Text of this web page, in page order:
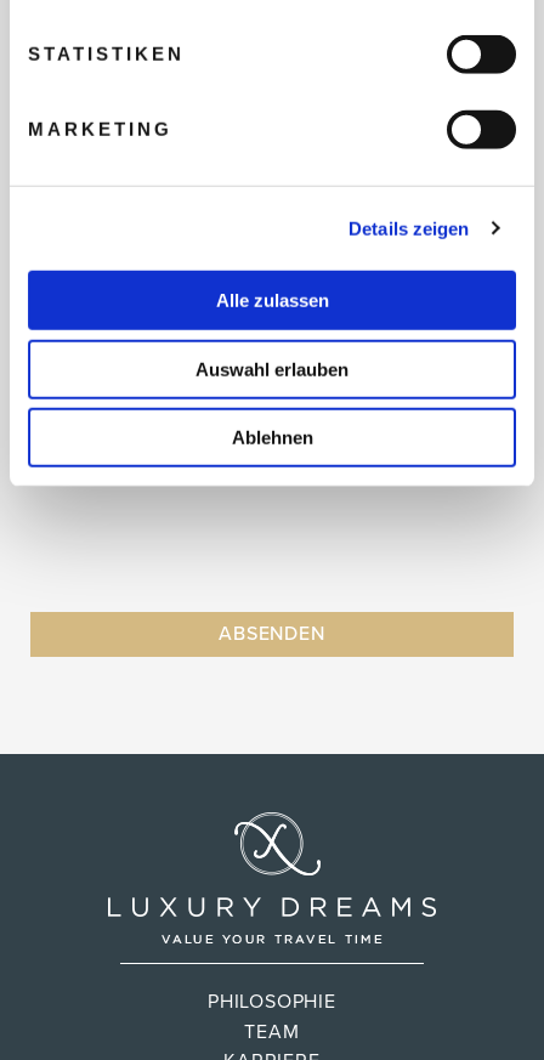
STATISTIKEN
MARKETING
Details zeigen
Alle zulassen
Auswahl erlauben
Ablehnen
TEILNEHMER
FLUG GEWÜNSCHT
PRÄFERIERTER ABFLUGHAFEN
FRAGEN UND WÜNSCHE
PHILOSOPHIE
TEAM